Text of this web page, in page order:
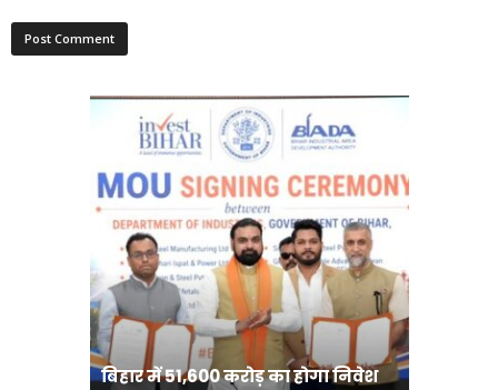
राजधानी पटना को अतिक्रमण मुक्त
करने का अभियान